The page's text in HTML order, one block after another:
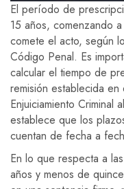
El período de
15 años, comenzando
comete el acto, según
Código Penal. Es
calcular el tiempo de
remisión establecida
Enjuiciamiento
establece que los
cuentan de fecha a
En lo que respecta a
años y menos de